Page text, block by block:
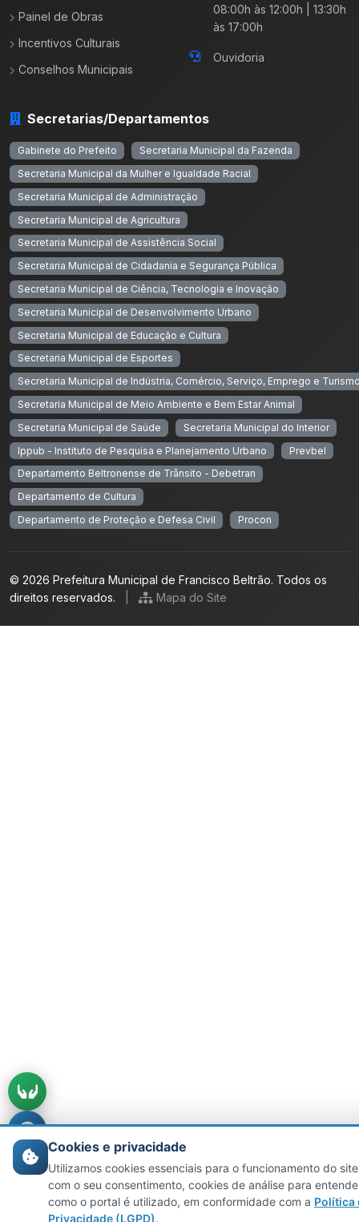
Painel de Obras
Incentivos Culturais
Conselhos Municipais
08:00h às 12:00h | 13:30h
às 17:00h
Ouvidoria
Secretarias/Departamentos
Gabinete do Prefeito
Secretaria Municipal da Fazenda
Secretaria Municipal da Mulher e Igualdade Racial
Secretaria Municipal de Administração
Secretaria Municipal de Agricultura
Secretaria Municipal de Assistência Social
Secretaria Municipal de Cidadania e Segurança Pública
Secretaria Municipal de Ciência, Tecnologia e Inovação
Secretaria Municipal de Desenvolvimento Urbano
Secretaria Municipal de Educação e Cultura
Secretaria Municipal de Esportes
Secretaria Municipal de Indústria, Comércio, Serviço, Emprego e
Secretaria Municipal de Meio Ambiente e Bem Estar Animal
Secretaria Municipal de Saúde
Secretaria Municipal do Interior
Ippub - Instituto de Pesquisa e Planejamento Urbano
Prevbel
Departamento Beltronense de Trânsito - Debetran
Departamento de Cultura
Departamento de Proteção e Defesa Civil
Procon
© 2026 Prefeitura Municipal de Francisco Beltrão. Todos os
direitos reservados.
Mapa do Site
Cookies e privacidade
Utilizamos cookies essenciais para o funcionamento do
com o seu consentimento, cookies de análise para
como o portal é utilizado, em conformidade com a Política
Privacidade (LGPD).